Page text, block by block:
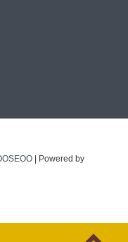
| Powered by